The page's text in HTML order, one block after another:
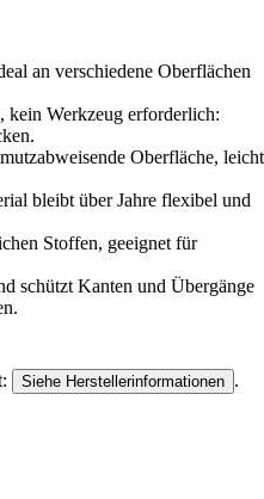
an verschiedene Oberflächen
kein Werkzeug erforderlich:
Oberfläche, leicht
bleibt über Jahre flexibel und
Stoffen, geeignet für
schützt Kanten und Übergänge
Siehe Herstellerinformationen .